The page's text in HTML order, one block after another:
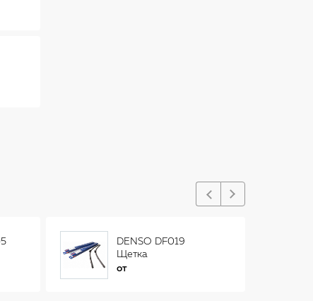
DENSO DF019
Щетка
стеклоочистителя
от